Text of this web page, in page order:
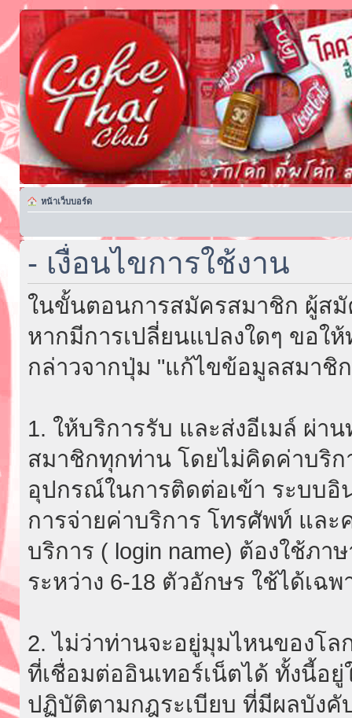
หน้าเว็บบอร์ด
- เงื่อนไขการใช้งาน
ในขั้นตอนการสมัครสมาชิก ผู้ส
หากมีการเปลี่ยนแปลงใดๆ ขอใ
กล่าวจากปุ่ม "แก้ไขข้อมูลสมาชิ
1. ให้บริการรับ และส่งอีเมล์ ผ่า
สมาชิกทุกท่าน โดยไม่คิดค่าบริก
อุปกรณ์ในการติดต่อเข้า ระบบอิ
การจ่ายค่าบริการ โทรศัพท์ และ
บริการ ( login name) ต้องใช้ภ
ระหว่าง 6-18 ตัวอักษร ใช้ได้เฉ
2. ไม่ว่าท่านจะอยู่มุมไหนของโล
ที่เชื่อมต่ออินเทอร์เน็ตได้ ทั้งนี้อ
ปฏิบัติตามกฎระเบียบ ที่มีผลบังคั